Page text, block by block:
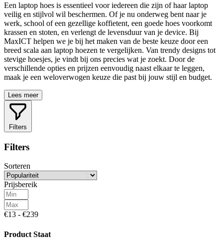
Een laptop hoes is essentieel voor iedereen die zijn of haar laptop
veilig en stijlvol wil beschermen. Of je nu onderweg bent naar je
werk, school of een gezellige koffietent, een goede hoes voorkomt
krassen en stoten, en verlengt de levensduur van je device. Bij
MaxICT helpen we je bij het maken van de beste keuze door een
breed scala aan laptop hoezen te vergelijken. Van trendy designs tot
stevige hoesjes, je vindt bij ons precies wat je zoekt. Door de
verschillende opties en prijzen eenvoudig naast elkaar te leggen,
maak je een weloverwogen keuze die past bij jouw stijl en budget.
Lees meer
Filters
Filters
Sorteren
Prijsbereik
€13 - €239
Product Staat